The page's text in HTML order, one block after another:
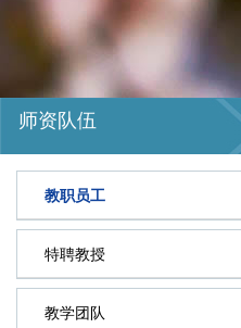
师资队伍
教职员工
特聘教授
教学团队